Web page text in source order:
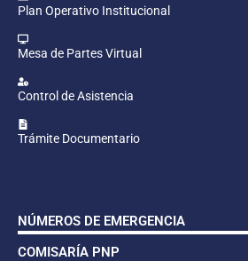
Plan Operativo Institucional
Mesa de Partes Virtual
Control de Asistencia
Trámite Documentario
NÚMEROS DE EMERGENCIA
COMISARÍA PNP